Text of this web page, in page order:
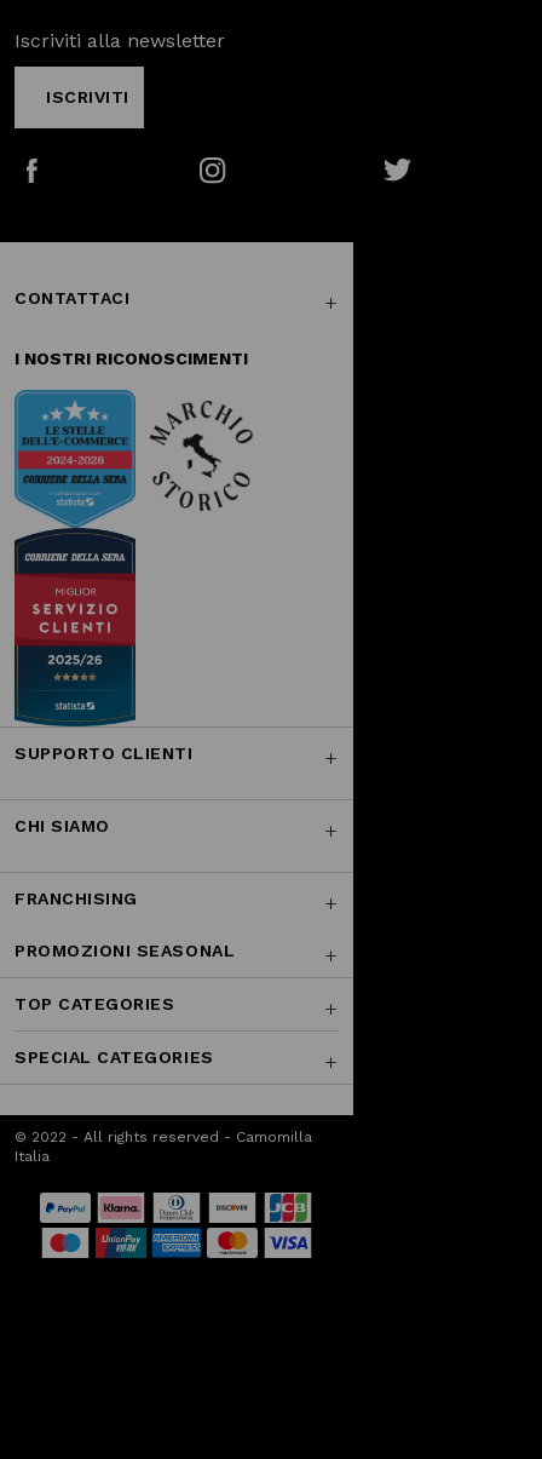
Iscriviti alla newsletter
ISCRIVITI
CONTATTACI
I NOSTRI RICONOSCIMENTI
SUPPORTO CLIENTI
CHI SIAMO
FRANCHISING
PROMOZIONI SEASONAL
TOP CATEGORIES
SPECIAL CATEGORIES
© 2022 - All rights reserved - Camomilla
Italia